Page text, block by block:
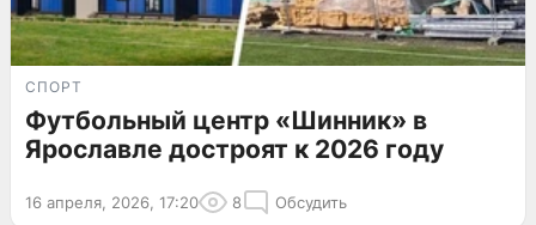
СПОРТ
Футбольный центр «Шинник» в
Ярославле достроят к 2026 году
16 апреля, 2026, 17:20 8 Обсудить